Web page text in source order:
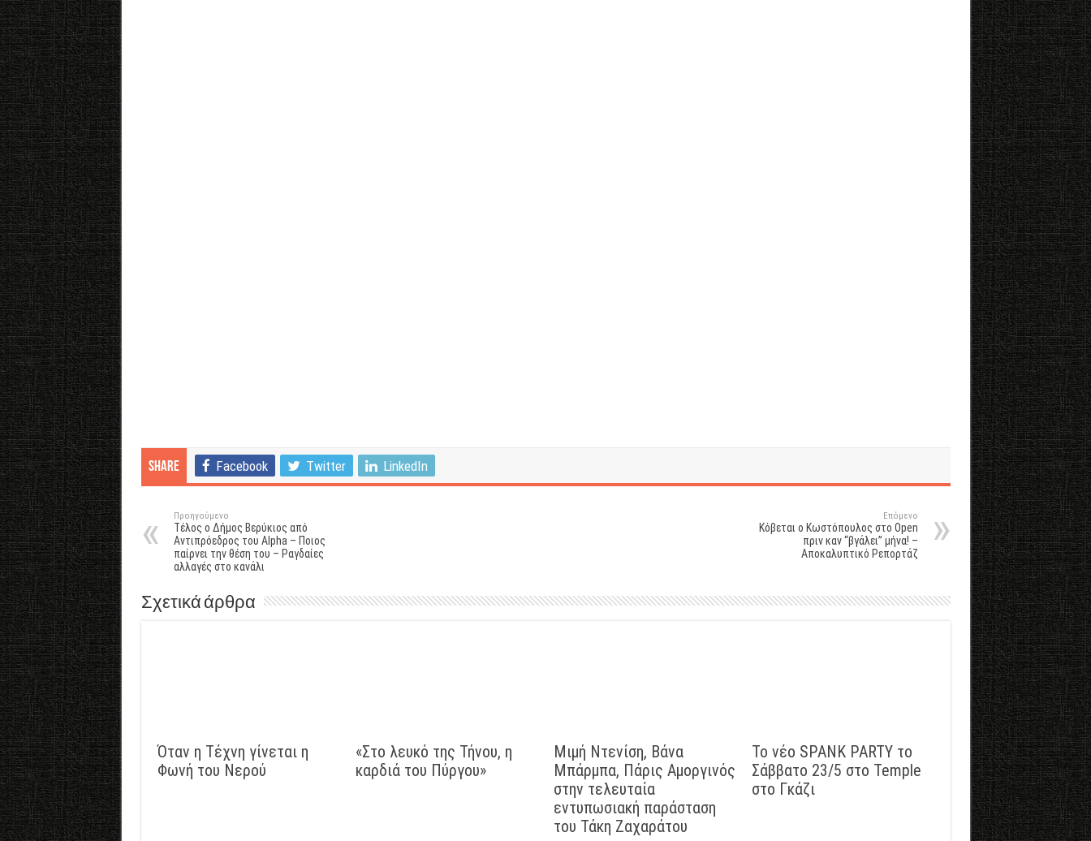
Share Facebook Twitter LinkedIn
Προηγούμενο
Τέλος ο Δήμος Βερύκιος από
Αντιπρόεδρος του Alpha – Ποιος
παίρνει την θέση του – Ραγδαίες
αλλαγές στο κανάλι
Επόμενο
Κόβεται ο Κωστόπουλος στο Open
πριν καν “βγάλει” μήνα! –
Αποκαλυπτικό Ρεπορτάζ
Σχετικά άρθρα
Όταν η Τέχνη γίνεται η
Φωνή του Νερού
«Στο λευκό της Τήνου, η
καρδιά του Πύργου»
Μιμή Ντενίση, Βάνα
Μπάρμπα, Πάρις Αμοργινός
στην τελευταία
εντυπωσιακή παράσταση
του Τάκη Ζαχαράτου
Το νέο SPANK PARTY το
Σάββατο 23/5 στο Temple
στο Γκάζι